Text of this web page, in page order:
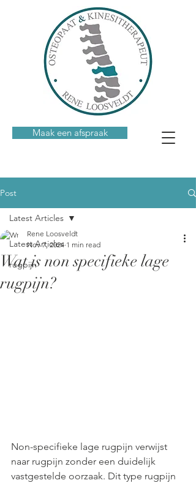
Maak een afspraak
Post
Latest Articles
rugpijn
Latest Articles
Wat is non specifieke lage
rugpijn?
Rene Loosveldt
Nov 7, 2024 1 min read
Non-specifieke lage rugpijn verwijst
naar rugpijn zonder een duidelijk
vastgestelde oorzaak. Dit type rugpijn